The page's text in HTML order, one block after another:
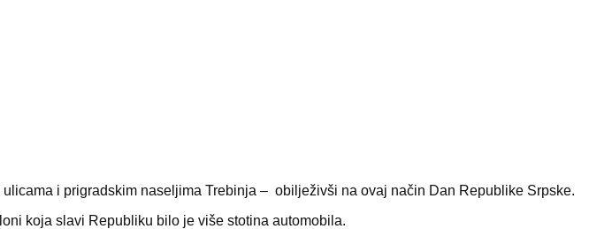
i prigradskim naseljima Trebinja – obilježivši na ovaj način Dan Republike Srpske.
koja slavi Republiku bilo je više stotina automobila.